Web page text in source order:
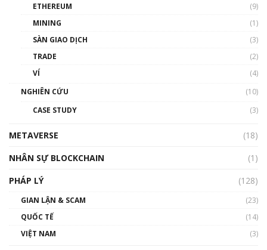
thống & Crypto qua các cuộc chiến | Phổ cập
01:32:59
gió ấm
ETHEREUM
(9)
MINING
(1)
SÀN GIAO DỊCH
(3)
TRADE
(2)
VÍ
(4)
NGHIÊN CỨU
(10)
CASE STUDY
(3)
METAVERSE
(18)
NHÂN SỰ BLOCKCHAIN
(1)
PHÁP LÝ
(128)
GIAN LẬN & SCAM
(23)
QUỐC TẾ
(14)
VIỆT NAM
(3)